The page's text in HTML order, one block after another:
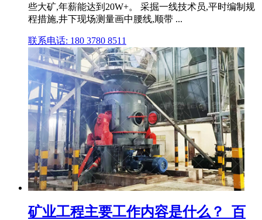
些大矿,年薪能达到20W+。 采掘一线技术员,平时编制规
程措施,井下现场测量画中腰线,顺带 ...
联系电话: 180 3780 8511
矿业工程主要工作内容是什么？_百